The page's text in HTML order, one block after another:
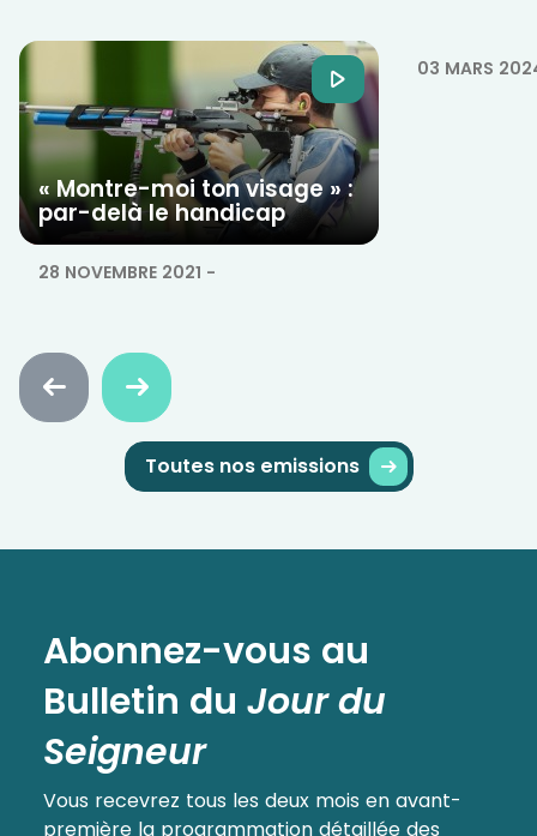
« Montre-moi ton visage » :
par-delà le handicap
28 NOVEMBRE 2021 -
03 MARS
Faire
défiler
Faire
défiler
avant
Toutes nos emissions
Abonnez-vous au
Bulletin du Jour du
Seigneur
Vous recevrez tous les deux mois en avant-
première la programmation détaillée des